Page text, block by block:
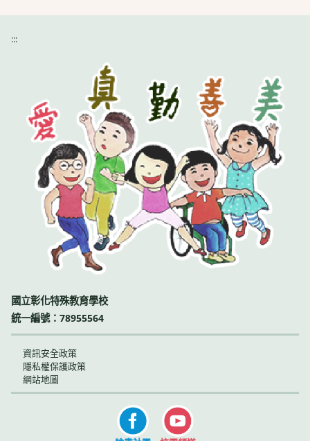
:::
國立彰化特殊教育學校
統一編號：78955564
資訊安全政策
隱私權保護政策
網站地圖